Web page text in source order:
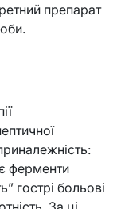
препарат
ферменти
гострі больові